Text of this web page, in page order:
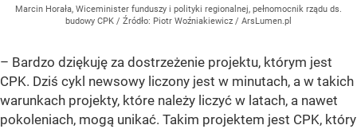
Marcin Horała, Wiceminister funduszy i polityki regionalnej, pełnomocnik rządu ds.
budowy CPK / Źródło: Piotr Woźniakiewicz / ArsLumen.pl
– Bardzo dziękuję za dostrzeżenie projektu, którym jest
CPK. Dziś cykl newsowy liczony jest w minutach, a w takich
warunkach projekty, które należy liczyć w latach, a nawet
pokoleniach, mogą unikać. Takim projektem jest CPK, który